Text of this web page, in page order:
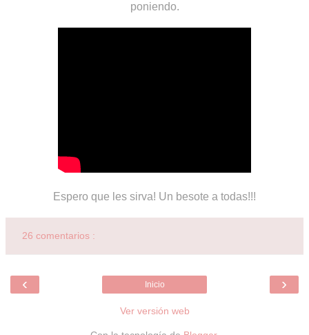
poniendo.
Espero que les sirva! Un besote a todas!!!
26 comentarios :
‹ ›
Inicio
Ver versión web